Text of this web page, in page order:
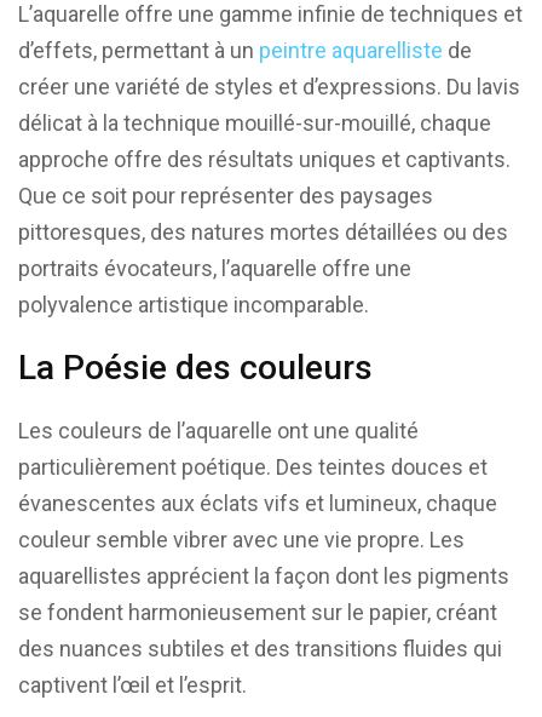
L’aquarelle offre une gamme infinie de techniques et
d’effets, permettant à un peintre aquarelliste de
créer une variété de styles et d’expressions. Du lavis
délicat à la technique mouillé-sur-mouillé, chaque
approche offre des résultats uniques et captivants.
Que ce soit pour représenter des paysages
pittoresques, des natures mortes détaillées ou des
portraits évocateurs, l’aquarelle offre une
polyvalence artistique incomparable.
La Poésie des couleurs
Les couleurs de l’aquarelle ont une qualité
particulièrement poétique. Des teintes douces et
évanescentes aux éclats vifs et lumineux, chaque
couleur semble vibrer avec une vie propre. Les
aquarellistes apprécient la façon dont les pigments
se fondent harmonieusement sur le papier, créant
des nuances subtiles et des transitions fluides qui
captivent l’œil et l’esprit.